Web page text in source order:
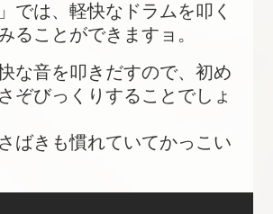
では、軽快なドラムを叩く
ることができますョ。
な音を叩きだすので、初め
ぞびっくりすることでしょ
ばきも慣れていてかっこい